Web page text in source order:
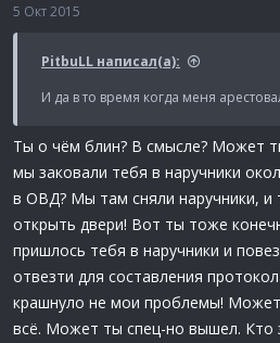
5 Окт 2015
PitbuLL написал(а):
И да в то время когда меня
Ты о чём блин? В смысле? Может
мы заковали тебя в наручники
в ОВД? Мы там сняли наручники, и
открыть двери! Вот ты тоже
пришлось тебя в наручники и
отвезти для составления
крашнуло не мои проблемы!
всё. Может ты спец-но вышел. Кто